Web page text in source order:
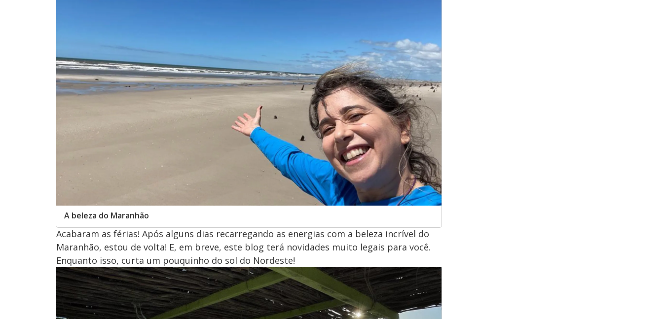
A beleza do Maranhão
Acabaram as férias! Após alguns dias recarregando as energias com a beleza incrível do
Maranhão, estou de volta! E, em breve, este blog terá novidades muito legais para você.
Enquanto isso, curta um pouquinho do sol do Nordeste!